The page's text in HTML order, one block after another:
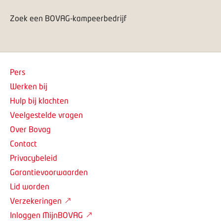
Zoek een BOVAG-kampeerbedrijf
Pers
Werken bij
Hulp bij klachten
Veelgestelde vragen
Over Bovag
Contact
Privacybeleid
Garantievoorwaarden
Lid worden
Verzekeringen
Inloggen MijnBOVAG